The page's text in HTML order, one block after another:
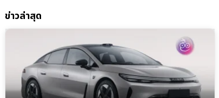
ข่าวล่าสุด